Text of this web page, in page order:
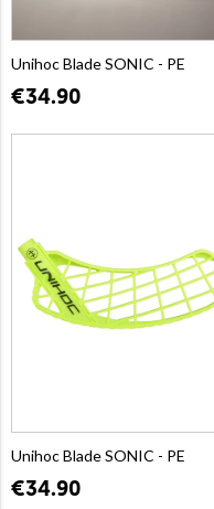
Unihoc Blade SONIC - PE
€34.90
Unihoc Blade SONIC - PE
€34.90